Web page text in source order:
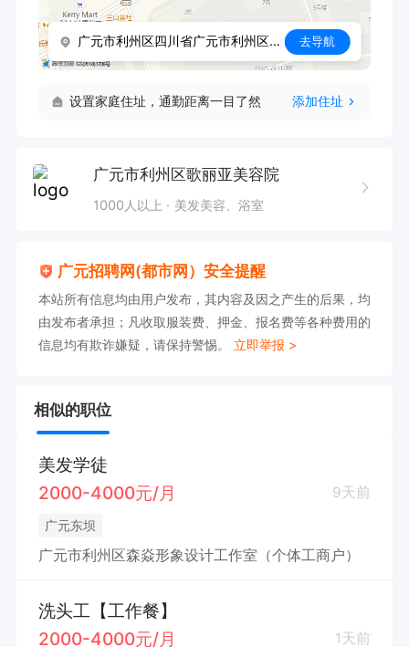
广元市利州区四川省广元市利州区万缘街道胤国路万源英伦优山郡2楼6号 去导航
设置家庭住址，通勤距离一目了然 添加住址
广元市利州区歌丽亚美容院
1000人以上 美发美容、浴室
广元招聘网(都市网）安全提醒
本站所有信息均由用户发布，其内容及因之产生的后果，均
由发布者承担；凡收取服装费、押金、报名费等各种费用的
信息均有欺诈嫌疑，请保持警惕。 立即举报 >
相似的职位
美发学徒
2000-4000元/月
9天前
广元东坝
广元市利州区森焱形象设计工作室（个体工商户）
洗头工【工作餐】
2000-4000元/月
1天前